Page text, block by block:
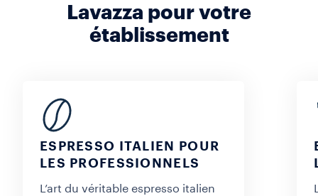
Lavazza pour votre
établissement
ESPRESSO ITALIEN POUR
LES PROFESSIONNELS
L’art du véritable espresso italien